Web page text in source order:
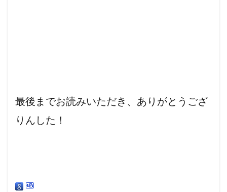
最後までお読みいただき、ありがとうござ
りんした！